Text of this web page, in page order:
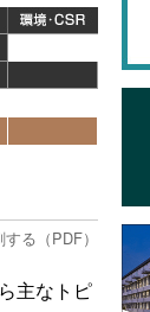
る（PDF）
主なトピ